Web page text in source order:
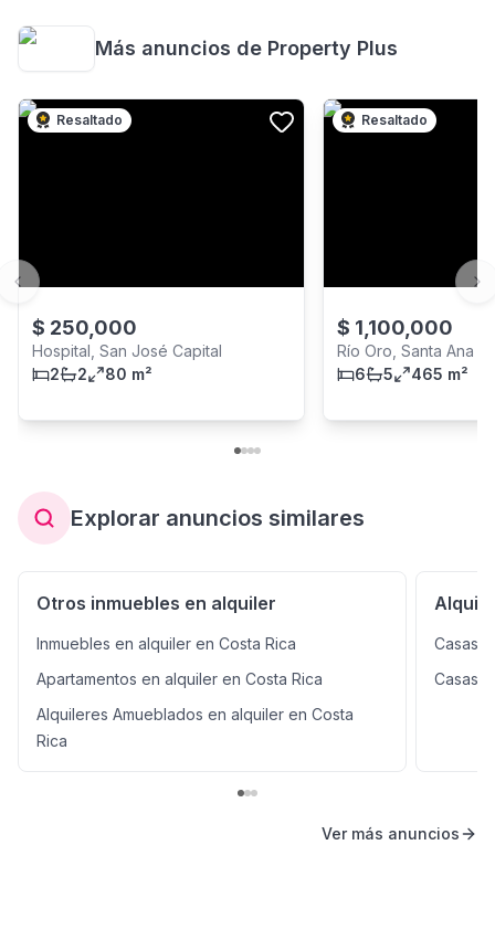
Más anuncios de Property Plus
Resaltado
$ 250,000
Hospital, San José Capital
2
2 80 m²
Resaltado
$ 1,100,000
Río Oro, Santa Ana
6
5 465 m²
Previous slide
Explorar anuncios similares
Otros inmuebles en alquiler
Inmuebles en alquiler en Costa Rica
Apartamentos en alquiler en Costa Rica
Alquileres Amueblados en alquiler en Costa
Rica
Casas
Casas
Ver más anuncios